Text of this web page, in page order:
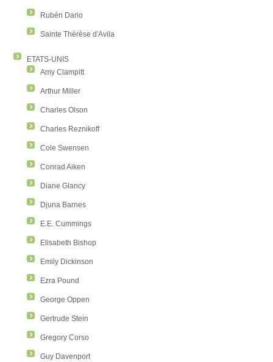
Rubén Dario
Sainte Thérèse d'Avila
ETATS-UNIS
Amy Clampitt
Arthur Miller
Charles Olson
Charles Reznikoff
Cole Swensen
Conrad Aiken
Diane Glancy
Djuna Barnes
E.E. Cummings
Elisabeth Bishop
Emily Dickinson
Ezra Pound
George Oppen
Gertrude Stein
Gregory Corso
Guy Davenport